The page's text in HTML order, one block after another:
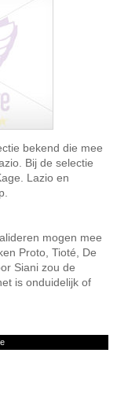
bekend die mee
Bij de selectie
Lazio en
mogen mee
Proto, Tioté, De
Siani zou de
is onduidelijk of